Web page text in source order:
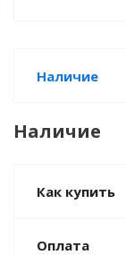
Наличие
Наличие
Как купить
Оплата